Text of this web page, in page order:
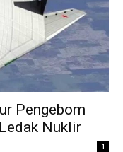
Pengebom
Nuklir
1